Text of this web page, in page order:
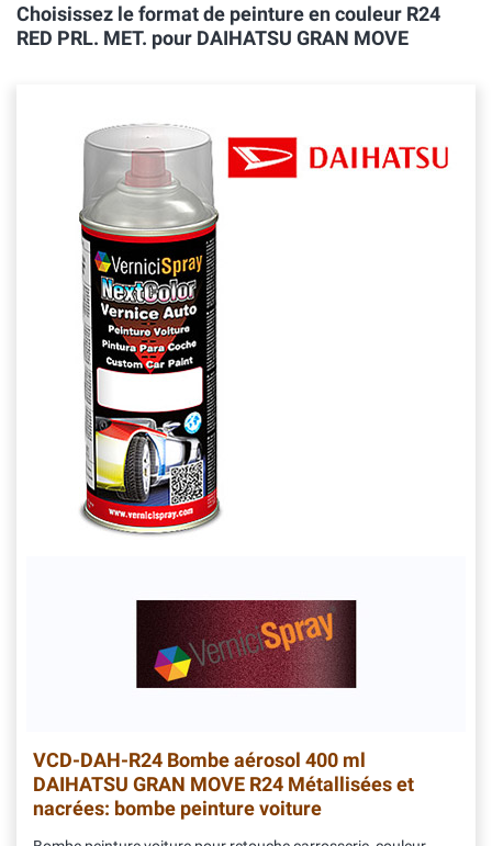
Choisissez le format de peinture en couleur R24
RED PRL. MET. pour DAIHATSU GRAN MOVE
VCD-DAH-R24 Bombe aérosol 400 ml
DAIHATSU GRAN MOVE R24 Métallisées et
nacrées: bombe peinture voiture